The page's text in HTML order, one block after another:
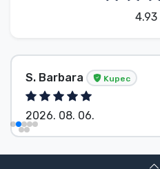
S. Barbara Kupec
2026. 08. 06.